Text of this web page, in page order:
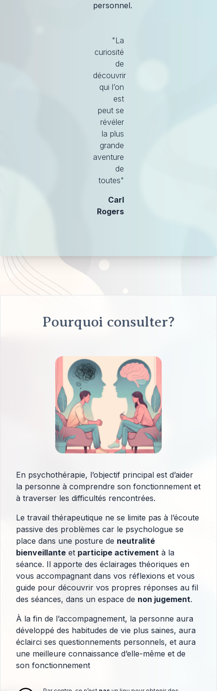
personnel.
"La
curiosité
de
découvrir
qui l’on
est
peut se
révéler
la plus
grande
aventure
de
toutes"
Carl
Rogers
Pourquoi consulter?
En psychothérapie, l’objectif principal est d’aider
la personne à comprendre son fonctionnement et
à traverser les difficultés rencontrées.
Le travail thérapeutique ne se limite pas à l’écoute
passive des problèmes car le psychologue se
place dans une posture de neutralité
bienveillante et participe activement à la
séance. Il apporte des éclairages théoriques en
vous accompagnant dans vos réflexions et vous
guide pour découvrir vos propres réponses au fil
des séances, dans un espace de non jugement.
À la fin de l’accompagnement, la personne aura
développé des habitudes de vie plus saines, aura
éclairci ses questionnements personnels, et aura
une meilleure connaissance d’elle-même et de
son fonctionnement